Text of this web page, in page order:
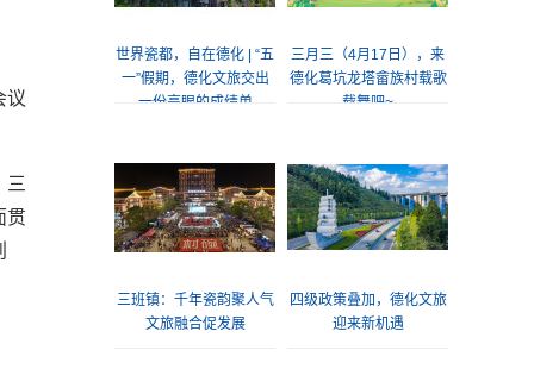
议
三
贯
世界瓷都，自在德化 | “五
一”假期，德化文旅交出
一份亮眼的成绩单
三月三（4月17日），来
德化葛坑龙塔畲族村载歌
载舞吧~
三班镇：千年瓷韵聚人气
文旅融合促发展
四级政策叠加，德化文旅
迎来新机遇